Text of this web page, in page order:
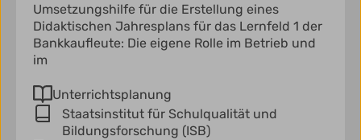
Umsetzungshilfe für die Erstellung eines
Didaktischen Jahresplans für das Lernfeld 1 der
Bankkaufleute: Die eigene Rolle im Betrieb und
im
Unterrichtsplanung
Staatsinstitut für Schulqualität und
Bildungsforschung (ISB)